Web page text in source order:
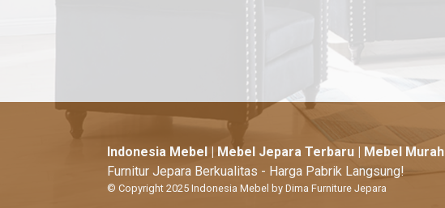
Indonesia Mebel | Mebel Jepara Terbaru | Mebel Murah
Furnitur Jepara Berkualitas - Harga Pabrik Langsung!
© Copyright 2025 Indonesia Mebel by Dima Furniture Jepara